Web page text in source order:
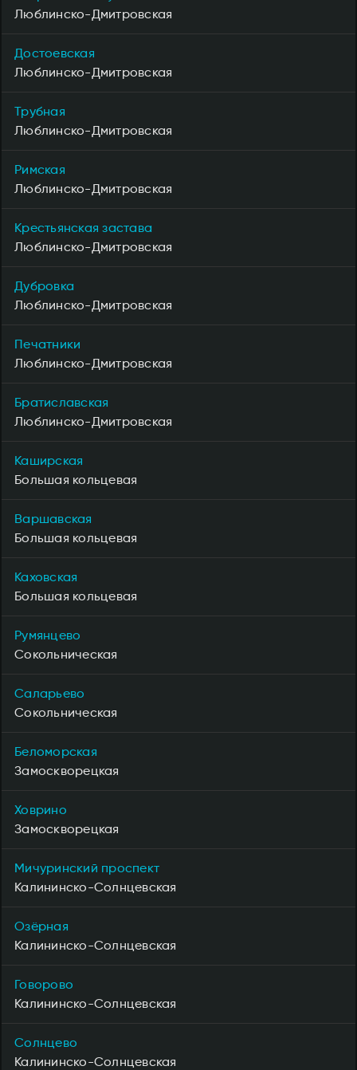
Люблинско-Дмитровская
Достоевская
Люблинско-Дмитровская
Трубная
Люблинско-Дмитровская
Римская
Люблинско-Дмитровская
Крестьянская застава
Люблинско-Дмитровская
Дубровка
Люблинско-Дмитровская
Печатники
Люблинско-Дмитровская
Братиславская
Люблинско-Дмитровская
Каширская
Большая кольцевая
Варшавская
Большая кольцевая
Каховская
Большая кольцевая
Румянцево
Сокольническая
Саларьево
Сокольническая
Беломорская
Замоскворецкая
Ховрино
Замоскворецкая
Мичуринский проспект
Калининско-Солнцевская
Озёрная
Калининско-Солнцевская
Говорово
Калининско-Солнцевская
Солнцево
Калининско-Солнцевская